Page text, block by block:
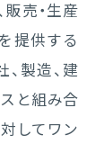
販売・生産
提供する
、製造、建
と組み合
してワン